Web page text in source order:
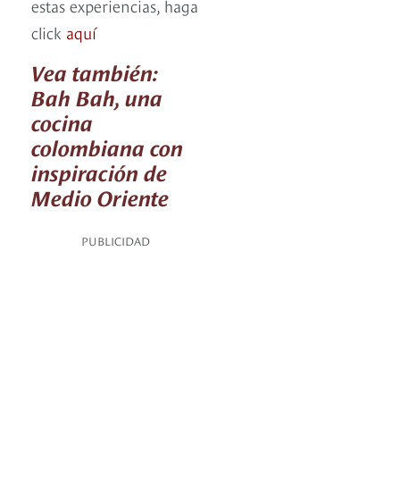
estas experiencias, haga
click aquí
Vea también:
Bah Bah, una
cocina
colombiana con
inspiración de
Medio Oriente
PUBLICIDAD